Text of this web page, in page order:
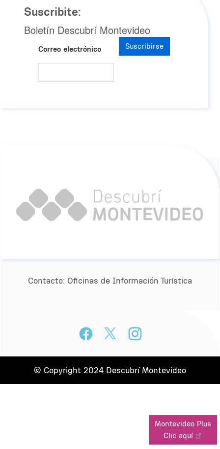
Suscribite:
Boletín Descubrí Montevideo
Correo electrónico Suscribirse
Contacto: Oﬁcinas de Información Turística
© Copyright 2024 Descubrí Montevideo
Montevideo Plus
Clic aquí